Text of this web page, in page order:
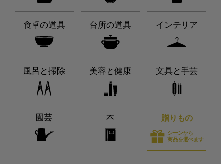
食卓の道具 台所の道具 インテリア
風呂と掃除 美容と健康 文具と手芸
園芸 本 贈りもの
シーンから
商品を選べます